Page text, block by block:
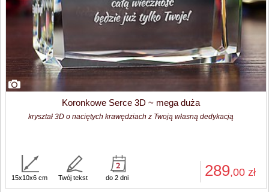
Koronkowe Serce 3D ~ mega duża
kryształ 3D o naciętych krawędziach z Twoją własną dedykacją
289,00 zł
15x10x6 cm Twój tekst do 2 dni